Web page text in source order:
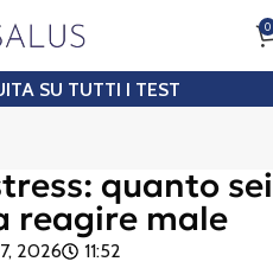
0
SU TUTTI I TEST
quanto sei
reagire male
2026 11:52